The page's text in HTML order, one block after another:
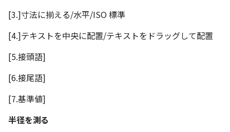
[3.]寸法に揃える/水平/ISO 標準
[4.]テキストを中央に配置/テキストをドラッグして配置
[5.接頭語]
[6.接尾語]
[7.基準値]
半径を測る